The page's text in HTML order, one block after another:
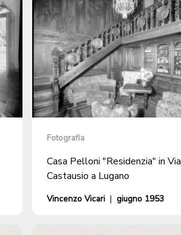
Fotografia
Casa Pelloni "Residenzia" in Via
Castausio a Lugano
Vincenzo Vicari | giugno 1953